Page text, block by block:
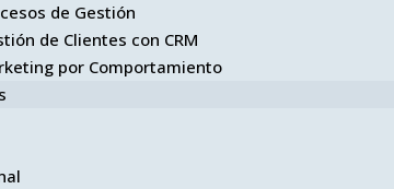
de Gestión
de Clientes con CRM
por Comportamiento